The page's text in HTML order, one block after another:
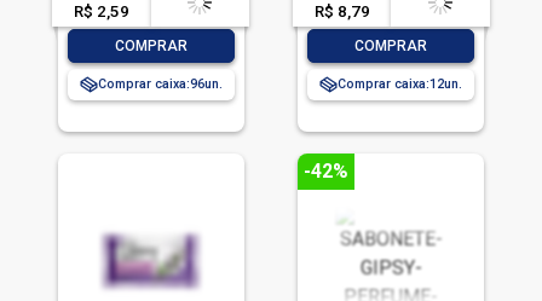
R$ 2,59 -- --,--un.
COMPRAR
Comprar caixa:96
R$ 8,79 -- --,--un.
COMPRAR
Comprar caixa:12
-42%